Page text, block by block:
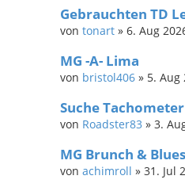
Gebrauchten TD
von tonart » 6. Aug
MG -A- Lima
von bristol406 » 5. Aug
Suche
von Roadster83 » 3.
MG Brunch & Blues
von achimroll » 31. Jul